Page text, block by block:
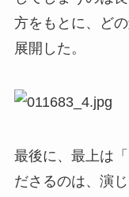
方をもとに、ど
展開した。
最後に、最上は
ださるのは、演